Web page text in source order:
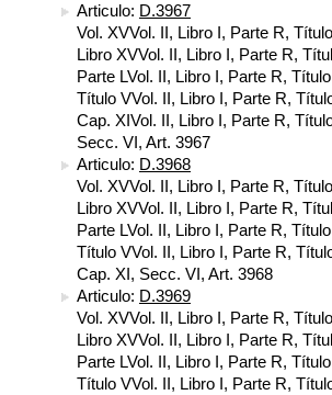
Articulo: D.3967
Vol. XVVol. II, Libro I, Parte R,
Libro XVVol. II, Libro I, Parte R,
Parte LVol. II, Libro I, Parte R,
Título VVol. II, Libro I, Parte R,
Cap. XIVol. II, Libro I, Parte R,
Secc. VI, Art. 3967
Articulo: D.3968
Vol. XVVol. II, Libro I, Parte R,
Libro XVVol. II, Libro I, Parte R,
Parte LVol. II, Libro I, Parte R,
Título VVol. II, Libro I, Parte R,
Cap. XI, Secc. VI, Art. 3968
Articulo: D.3969
Vol. XVVol. II, Libro I, Parte R,
Libro XVVol. II, Libro I, Parte R,
Parte LVol. II, Libro I, Parte R,
Título VVol. II, Libro I, Parte R,